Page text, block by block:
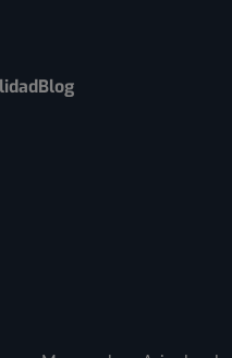
Blog